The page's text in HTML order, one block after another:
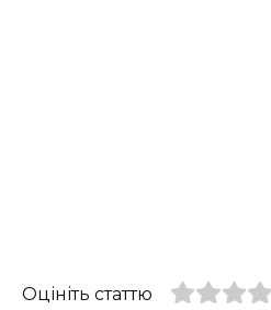
Оцініть статтю